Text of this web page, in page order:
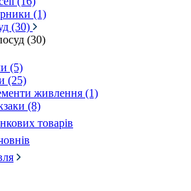
(1)
(30)
(30)
(5)
(25)
живлення (1)
(8)
товарів